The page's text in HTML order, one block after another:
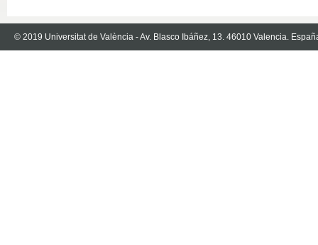
© 2019 Universitat de València - Av. Blasco Ibáñez, 13. 46010 Valencia.